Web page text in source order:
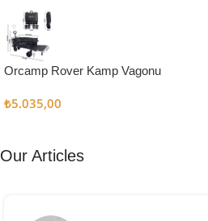
Kampçı
Şefler İçin
Keşfet
Orcamp Rover Kamp Vagonu
₺5.035,00
Our Articles